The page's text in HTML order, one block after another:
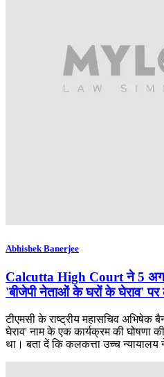
Abhishek Banerjee
Calcutta High Court ने 5
'बीजेपी नेताओं के घरों के घेराव' पर
टीएमसी के राष्ट्रीय महासचिव अभिषेक
घेराव' नाम के एक कार्यक्रम की घोषणा
था। बता दें कि कलकत्ता उच्च न्यायालय